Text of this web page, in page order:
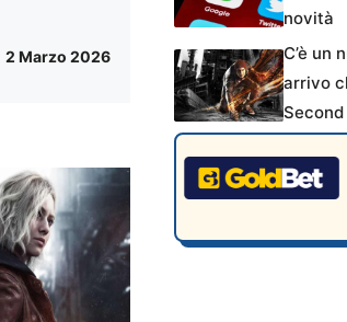
2 Marzo 2026
novità
C’è un
arrivo
Second